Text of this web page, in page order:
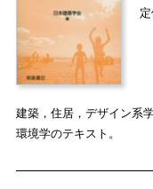
建築，住居，デザイン系
環境学のテキスト。